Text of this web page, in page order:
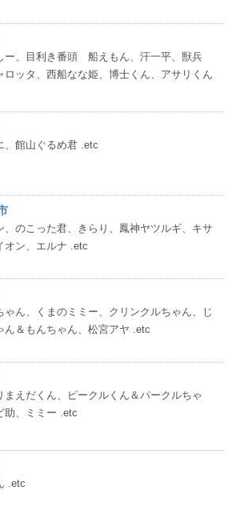
ー、目利き番頭 船えもん、汗一平、獣兵
ロッタ、西船なな姫、博士くん、アサリくん
、館山ぐるめ君 .etc
、のこった君、きらり、鳳神ヤツルギ、キサ
オン、エルナ .etc
ゃん、くまのミミー、クリンクルちゃん、じ
ん＆もんちゃん、松宮アヤ .etc
まえだくん、ピークルくん＆パークルちゃ
助、ミミー .etc
.etc